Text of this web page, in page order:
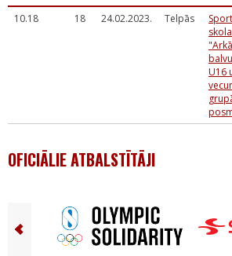
10.18 18 24.02.2023. Telpās
U16
OFICIĀLIE ATBALSTĪTĀJI